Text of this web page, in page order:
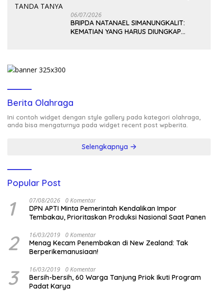
06/07/2026
BRIPDA NATANAEL SIMANUNGKALIT:
KEMATIAN YANG HARUS DIUNGKAP
Berita Olahraga
Ini contoh widget dengan style gallery pada kategori olahraga,
anda bisa mengaturnya pada widget recent post wpberita.
Selengkapnya
Popular Post
1 07/08/2026 0 Komentar
DPN APTI Minta Pemerintah Kendalikan Impor
Tembakau, Prioritaskan Produksi Nasional Saat Panen
2 16/03/2019 0 Komentar
Menag Kecam Penembakan di New Zealand: Tak
Berperikemanusiaan!
3 16/03/2019 0 Komentar
Bersih-bersih, 60 Warga Tanjung Priok Ikuti Program
Padat Karya